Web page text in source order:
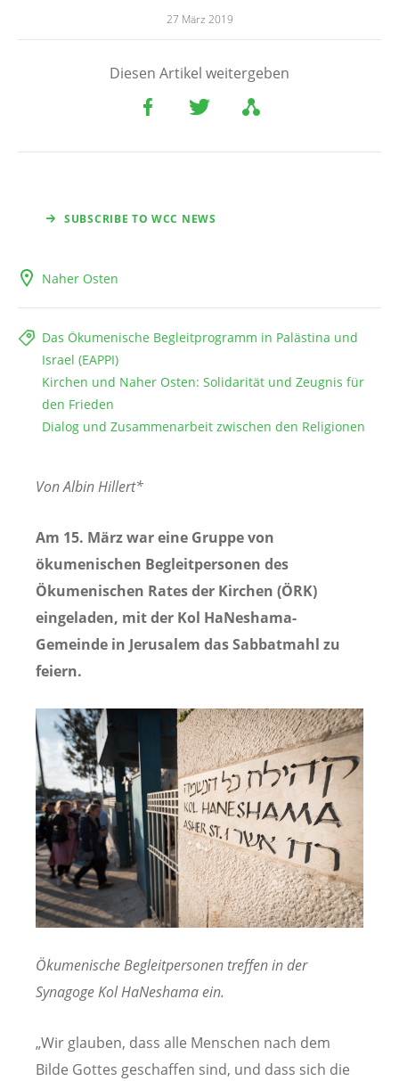
27 März 2019
Diesen Artikel weitergeben
SUBSCRIBE TO WCC NEWS
Naher Osten
Das Ökumenische Begleitprogramm in Palästina und
Israel (EAPPI)
Kirchen und Naher Osten: Solidarität und Zeugnis für
den Frieden
Dialog und Zusammenarbeit zwischen den Religionen
Von Albin Hillert*
Am 15. März war eine Gruppe von
ökumenischen Begleitpersonen des
Ökumenischen Rates der Kirchen (ÖRK)
eingeladen, mit der Kol HaNeshama-
Gemeinde in Jerusalem das Sabbatmahl zu
feiern.
Ökumenische Begleitpersonen treffen in der
Synagoge Kol HaNeshama ein.
„Wir glauben, dass alle Menschen nach dem
Bilde Gottes geschaffen sind, und dass sich die